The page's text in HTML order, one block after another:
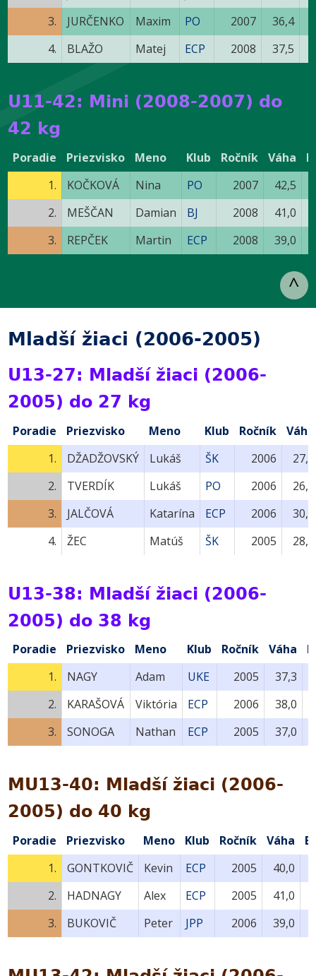
3.
JURČENKO Maxim PO 2007
36,4
4.
BLAŽO Matej ECP 2008 37,5
U11-42: Mini (2008-2007) do
42 kg
Poradie Priezvisko Meno Klub Ročník Váha
1.
KOČKOVÁ Nina PO 2007
42,5
2.
MEŠČAN Damian BJ 2008
41,0
3.
REPČEK Martin ECP 2008 39,0
^
Mladší žiaci (2006-2005)
U13-27: Mladší žiaci (2006-
2005) do 27 kg
Poradie Priezvisko Meno Klub Ročník
Váha
1.
DŽADŽOVSKÝ Lukáš ŠK 2006
27,0
2.
TVERDÍK Lukáš PO 2006
26,4
3.
JALČOVÁ Katarína ECP 2006
30,0
4.
ŽEC Matúš ŠK 2005 28,0
U13-38: Mladší žiaci (2006-
2005) do 38 kg
Poradie Priezvisko Meno Klub Ročník Váha
1.
NAGY Adam UKE 2005
37,3
2.
KARAŠOVÁ Viktória ECP 2006
38,0
3.
SONOGA Nathan ECP 2005 37,0
MU13-40: Mladší žiaci (2006-
2005) do 40 kg
Poradie Priezvisko Meno Klub Ročník Váha
1.
GONTKOVIČ Kevin ECP 2005
40,0
2.
HADNAGY Alex ECP 2005
41,0
3.
BUKOVIČ Peter JPP 2006 39,0